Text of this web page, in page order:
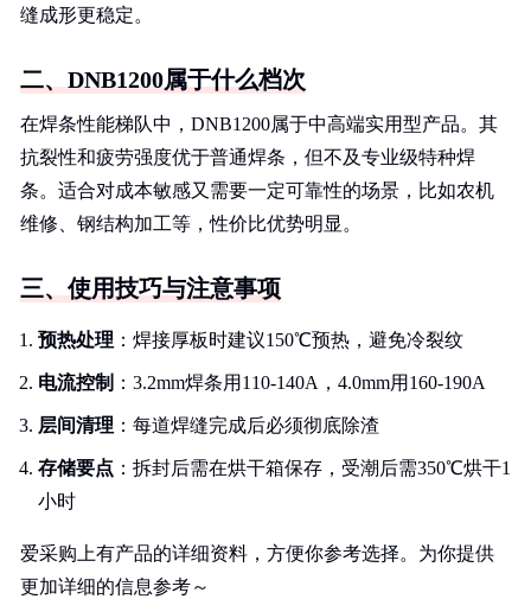
缝成形更稳定。
二、DNB1200属于什么档次
在焊条性能梯队中，DNB1200属于中高端实用型产品。其
抗裂性和疲劳强度优于普通焊条，但不及专业级特种焊
条。适合对成本敏感又需要一定可靠性的场景，比如农机
维修、钢结构加工等，性价比优势明显。
三、使用技巧与注意事项
预热处理 ：焊接厚板时建议150℃预热，避免冷裂纹
电流控制 ：3.2mm焊条用110-140A，4.0mm用160-190A
层间清理 ：每道焊缝完成后必须彻底除渣
存储要点 ：拆封后需在烘干箱保存，受潮后需350℃烘干1
小时
爱采购上有产品的详细资料，方便你参考选择。为你提供
更加详细的信息参考～